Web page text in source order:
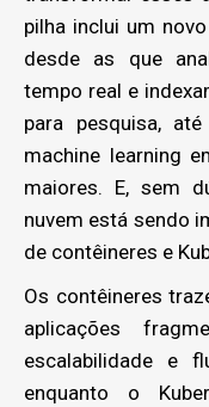
pilha inclui um
desde as que
tempo real e
para pesquisa,
machine learning
maiores. E, sem
nuvem está sendo
de contêineres e
Os contêineres
aplicações
escalabilidade e
enquanto o